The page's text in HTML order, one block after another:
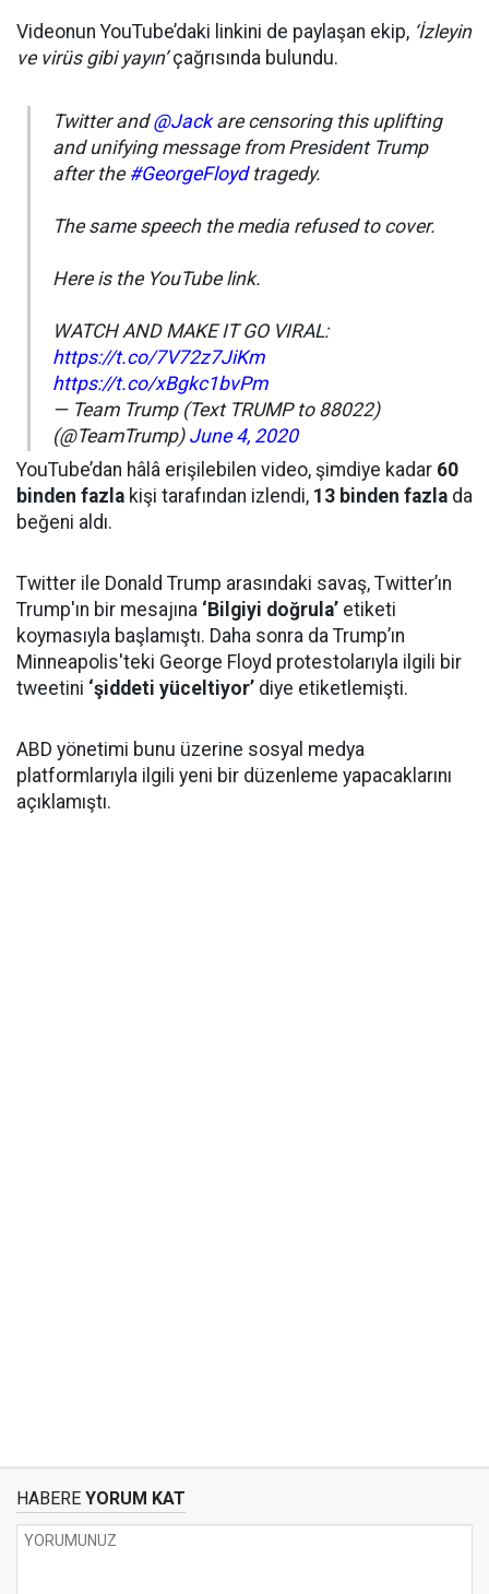
Videonun YouTube’daki linkini de paylaşan ekip, ‘İzleyin
ve virüs gibi yayın’çağrısında bulundu.
Twitter and@Jackare censoring this uplifting
and unifying message from President Trump
after the #GeorgeFloydtragedy.
The same speech the media refused to cover.
Here is the YouTube link.
WATCH AND MAKE IT GO VIRAL:
https://t.co/7V72z7JiKm
https://t.co/xBgkc1bvPm
— Team Trump (Text TRUMP to 88022)
(@TeamTrump) June 4, 2020
YouTube’dan hâlâ erişilebilen video, şimdiye kadar 60
binden fazla kişi tarafından izlendi, 13 binden fazla da
beğeni aldı.
Twitter ile Donald Trump arasındaki savaş, Twitter’ın
Trump'ın bir mesajına ‘Bilgiyi doğrula’ etiketi
koymasıyla başlamıştı. Daha sonra da Trump’ın
Minneapolis'teki George Floyd protestolarıyla ilgili bir
tweetini ‘şiddeti yüceltiyor’ diye etiketlemişti.
ABD yönetimi bunu üzerine sosyal medya
platformlarıyla ilgili yeni bir düzenleme yapacaklarını
açıklamıştı.
HABERE YORUM KAT